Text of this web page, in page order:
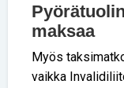
maksaa
Myös
vaikka